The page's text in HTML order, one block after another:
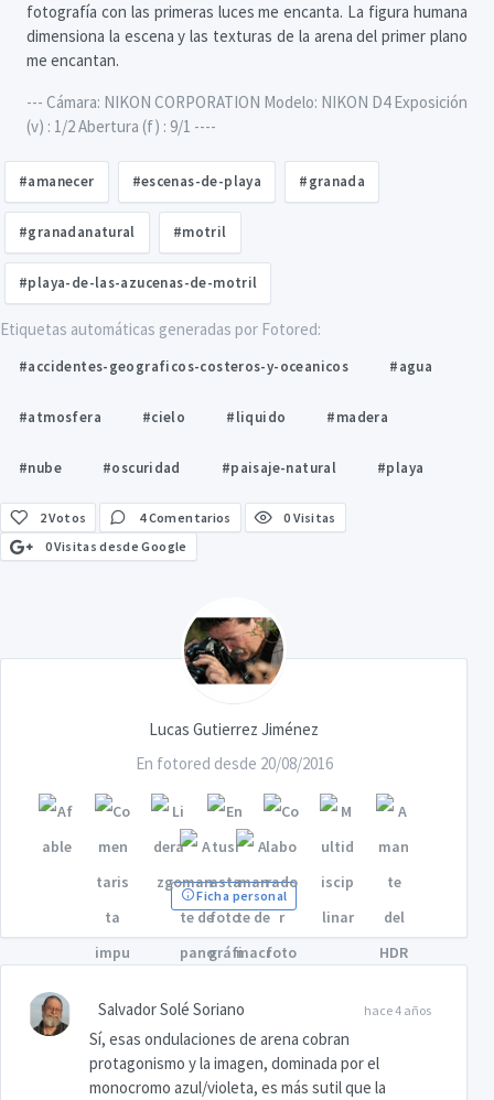
fotografía con las primeras luces me encanta. La figura humana
dimensiona la escena y las texturas de la arena del primer plano
me encantan.
--- Cámara: NIKON CORPORATION Modelo: NIKON D4 Exposición
(v) : 1/2 Abertura (f) : 9/1 ----
#amanecer #escenas-de-playa #granada
#granadanatural #motril
#playa-de-las-azucenas-de-motril
Etiquetas automáticas generadas por Fotored:
#accidentes-geograficos-costeros-y-oceanicos #agua
#atmosfera #cielo #liquido #madera
#nube #oscuridad #paisaje-natural #playa
2Votos 4 Comentarios
0 Visitas
0 Visitas desde Google
Lucas Gutierrez Jiménez
En fotored desde 20/08/2016
Ficha personal
hace 4 años
Salvador Solé Soriano
Sí, esas ondulaciones de arena cobran
protagonismo y la imagen, dominada por el
monocromo azul/violeta, es más sutil que la